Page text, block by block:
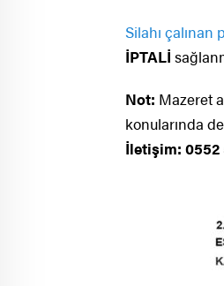
Silahı çalınan
İPTALİ
Not: Mazeret
konularında
İletişim: 0552